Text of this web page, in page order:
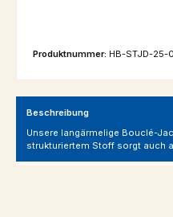
Produktnummer: HB-STJD-25-
Beschreibung
Unsere langärmelige Bouclé-
strukturiertem Stoff sorgt auch